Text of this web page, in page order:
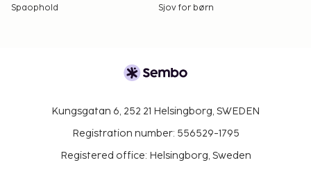
Spaophold
Sjov for børn
Kungsgatan 6, 252 21 Helsingborg, SWEDEN
Registration number: 556529-1795
Registered office: Helsingborg, Sweden